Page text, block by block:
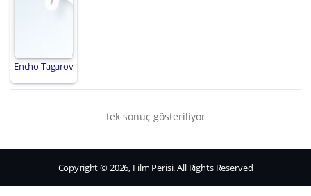
Encho Tagarov
tek sonuç gösteriliyor
Copyright © 2026, Film Perisi. All Rights Reserved